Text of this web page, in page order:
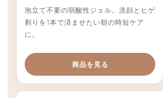
泡立て不要の弱酸性ジェル。洗顔とヒゲ
剃りを1本で済ませたい朝の時短ケア
に。
商品を見る